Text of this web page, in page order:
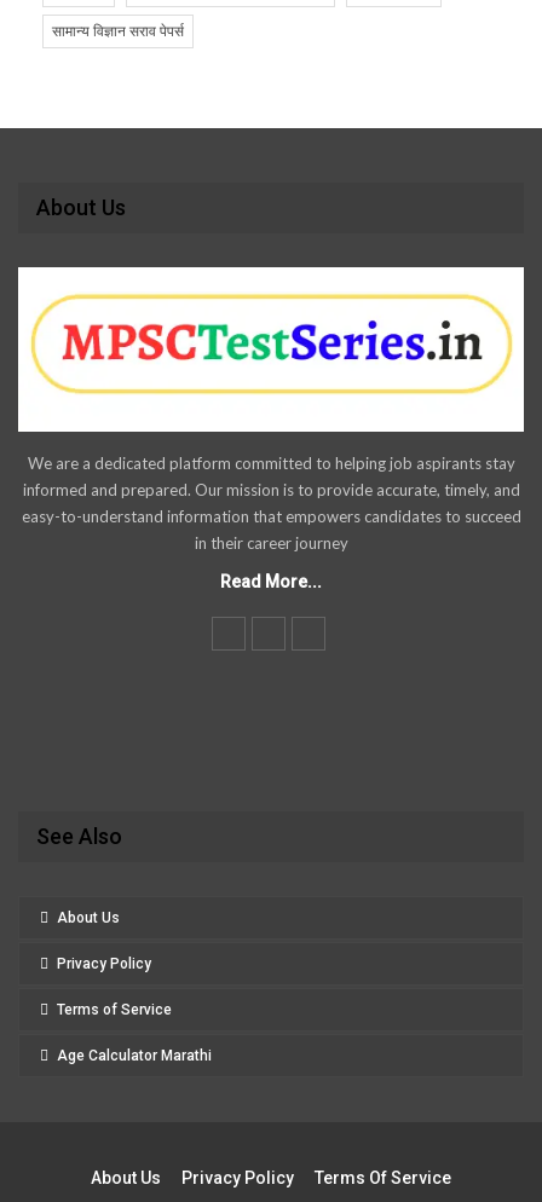
सामान्य विज्ञान सराव पेपर्स
About Us
We are a dedicated platform committed to helping job aspirants stay
informed and prepared. Our mission is to provide accurate, timely, and
easy-to-understand information that empowers candidates to succeed
in their career journey
Read More...
See Also
About Us
Privacy Policy
Terms of Service
Age Calculator Marathi
About Us Privacy Policy Terms Of Service